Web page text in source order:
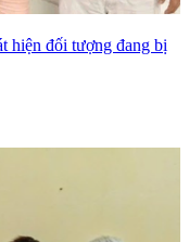
hiện đối tượng đang bị